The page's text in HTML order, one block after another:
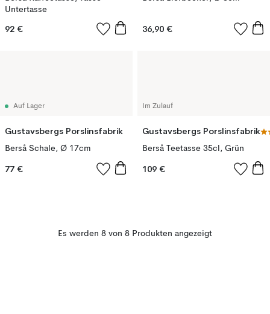
Untertasse
92 € 36,90 €
Auf Lager
Gustavsbergs Porslinsfabrik
Berså Schale, Ø 17cm
77 €
Im Zulauf
Gustavsbergs Porslinsfabrik
Berså Teetasse 35cl, Grün
109 €
Es werden 8 von 8 Produkten angezeigt